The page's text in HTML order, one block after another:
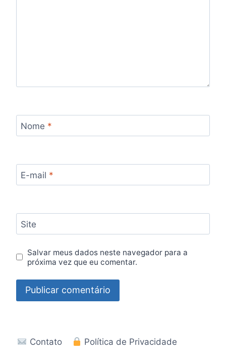
Nome *
E-mail *
Site
Salvar meus dados neste navegador para a
próxima vez que eu comentar.
Contato Política de Privacidade